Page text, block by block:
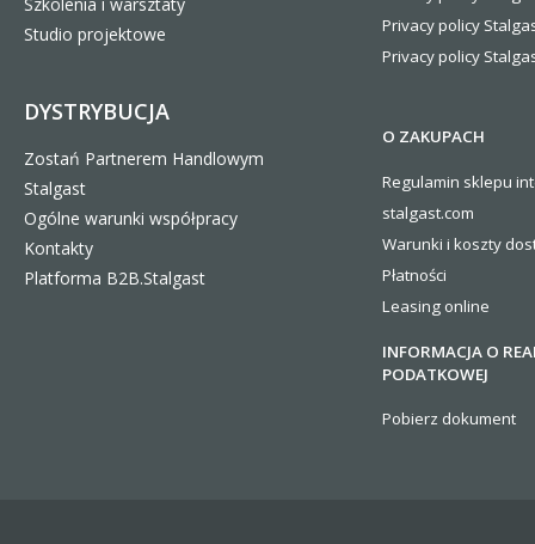
Studio projektowe
DYSTRYBUCJA
Zostań Partnerem Handlowym
Stalgast
Ogólne warunki współpracy
Kontakty
Platforma B2B.Stalgast
Privacy policy
Privacy policy
O ZAKUPACH
Regulamin sklepu
stalgast.com
Warunki i koszty
Płatności
Leasing online
INFORMACJA O
PODATKOWEJ
Pobierz dokument